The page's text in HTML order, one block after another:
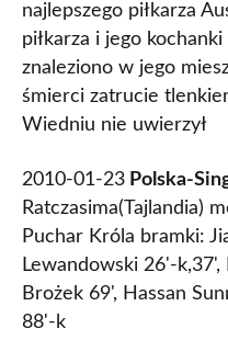
najlepszego piłkarza
piłkarza i jego
znaleziono w jego
śmierci zatrucie
Wiedniu nie uwierzył
2010-01-23 Polska-
Ratczasima(Tajlandia)
Puchar Króla bramki:
Lewandowski 26'-
Brożek 69', Hassan
88'-k